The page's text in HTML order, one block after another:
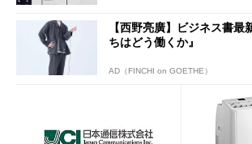
【西野亮廣】ビジネス書
ちはどう働くか』
AD（FINCHI on GOETHE）